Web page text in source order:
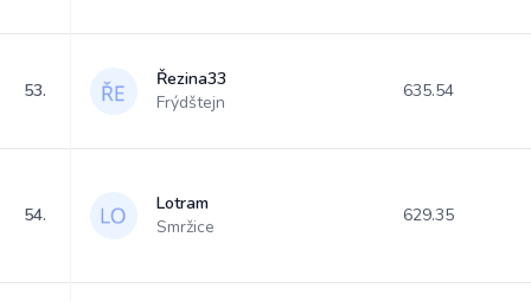
53.
Řezina33
Frýdštejn
635.54
54.
Lotram
Smržice
629.35